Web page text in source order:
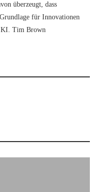
überzeugt, dass
für Innovationen
KI. Tim Brown